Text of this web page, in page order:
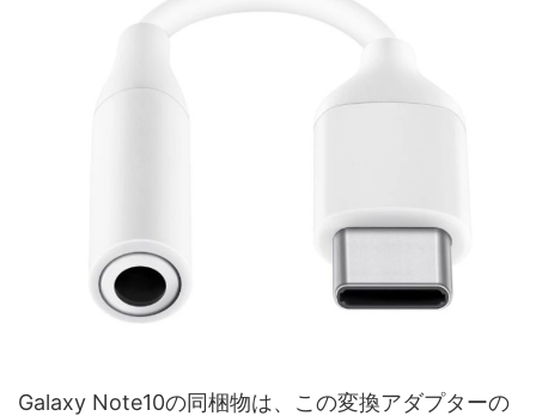
Galaxy Note10の同梱物は、この変換アダプターの